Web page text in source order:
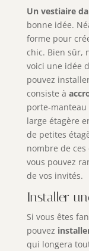
Un vestiaire
bonne idée.
forme pour
chic. Bien sûr,
voici une idée
pouvez
consiste à
porte-
large étagère
de petites
nombre de
vous pouvez
de vos invités.
Installer
Si vous êtes
pouvez
qui longera